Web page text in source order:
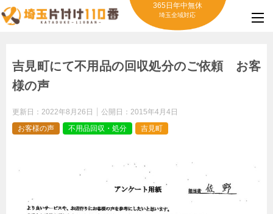
365日年中無休
埼玉全域対応
吉見町にて不用品の回収処分のご依頼 お客
様の声
更新日： 2022年8月26日 公開日： 2015年4月4日
お客様の声
不用品回収・処分 吉見町